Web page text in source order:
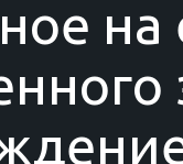
на